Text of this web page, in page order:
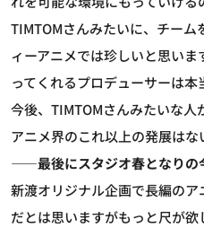
TIMTOMさんみたいに、チー
ィーアニメでは珍しいと思い
ってくれるプロデューサーは本
今後、TIMTOMさんみたいな人
アニメ界のこれ以上の発展はな
――最後にスタジオ春となりの
新渡オリジナル企画で長編の
だとは思いますがもっと尺が欲